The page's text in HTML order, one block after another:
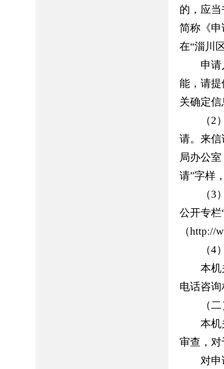
的，应
简称《
在“淄川
申请人
能，请
关确定
（2）
请。来
局办公
请”字样
（3）
公开专
（http://
（4）
本机关
电话咨
（二
本机关
审查，
对申请